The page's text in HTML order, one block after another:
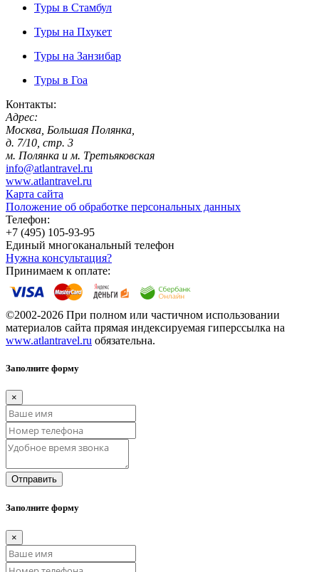
Туры в Стамбул
Туры на Пхукет
Туры на Занзибар
Туры в Гоа
Контакты:
Адрес:
Москва, Большая Полянка,
д. 7/10, стр. 3
м. Полянка и м. Третьяковская
info@atlantravel.ru
www.atlantravel.ru
Карта сайта
Положение об обработке персональных данных
Телефон:
+7 (495) 105-93-95
Единый многоканальный телефон
Нужна консультация?
Принимаем к оплате:
©2002-2026 При полном или частичном использовании
материалов сайта прямая индексируемая гиперссылка на
www.atlantravel.ru обязательна.
Заполните форму
×
Отправить
Заполните форму
×